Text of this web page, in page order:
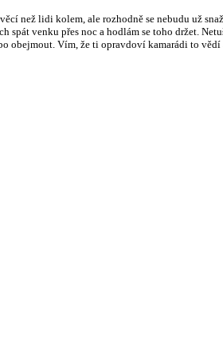
než lidi kolem, ale rozhodně se nebudu už
venku přes noc a hodlám se toho držet.
obejmout. Vím, že ti opravdoví kamarádi to